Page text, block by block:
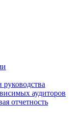
руководства
аудиторов
отчетность